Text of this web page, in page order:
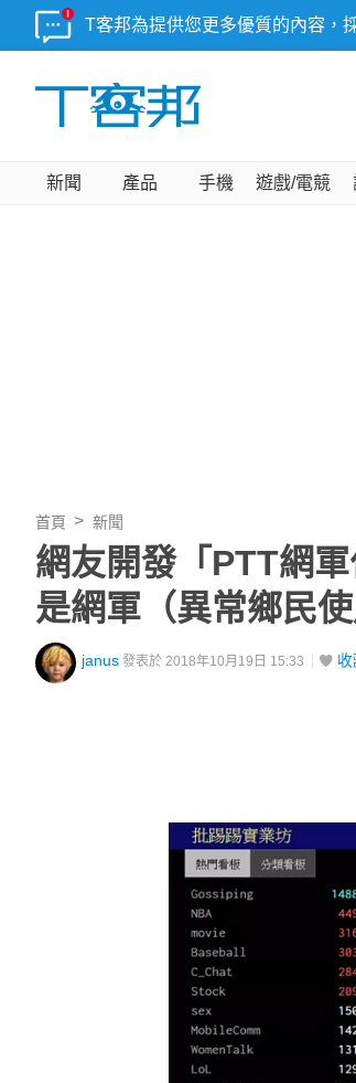
T客邦為提供您更多優質的內容，
新聞 產品 手機 遊戲/電競
首頁 新聞
網友開發「PTT網
是網軍（異常鄉民使
janus 發表於 2018年10月19日 15:33 收